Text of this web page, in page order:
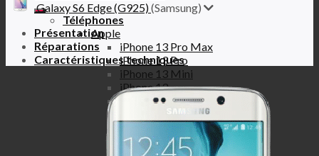
Téléphones
Apple
iPhone 13 Pro Max
iPhone 13 Pro
iPhone 13 Mini
iPhone 13
iPhone 12 Pro Max
iPhone 12 Pro
iPhone 12 Mini
iPhone 12
Galaxy S6 Edge (G925)(Samsung)
Présentation
Réparations
Caractéristiques techniques